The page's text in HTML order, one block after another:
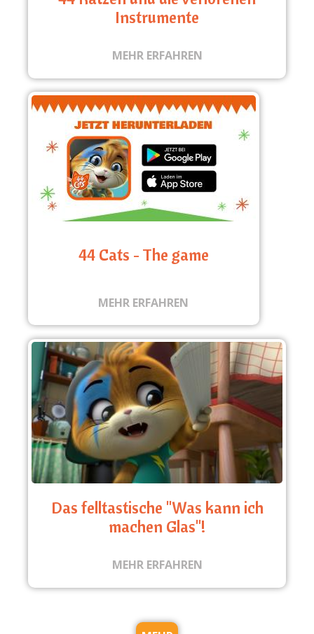
Instrumente
MEHR ERFAHREN
44 Cats - The game
MEHR ERFAHREN
Das felltastische "Was kann ich
machen Glas"!
MEHR ERFAHREN